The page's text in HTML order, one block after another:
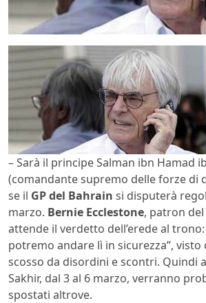
– Sarà il principe Salman ibn Hamad
(comandante supremo delle forze di
se il GP del Bahrain si disputerà
marzo. Bernie Ecclestone, patron
attende il verdetto dell’erede al trono:
potremo andare lì in sicurezza”, visto
scosso da disordini e scontri. Quindi
Sakhir, dal 3 al 6 marzo, verranno
spostati altrove.